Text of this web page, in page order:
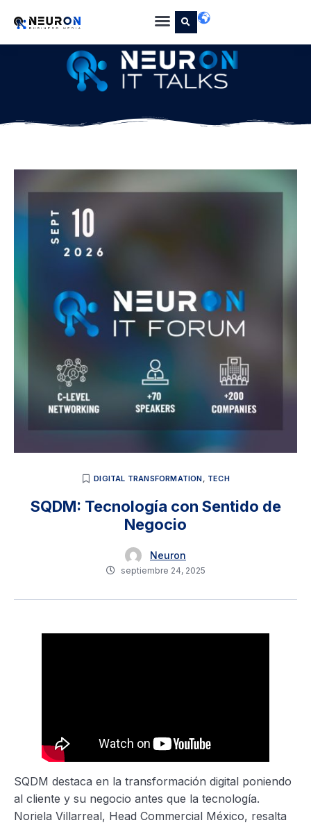
DIGITAL TRANSFORMATION, TECH
SQDM: Tecnología con Sentido de
Negocio
Neuron
septiembre 24, 2025
SQDM destaca en la transformación digital poniendo
al cliente y su negocio antes que la tecnología.
Noriela Villarreal, Head Commercial México, resalta